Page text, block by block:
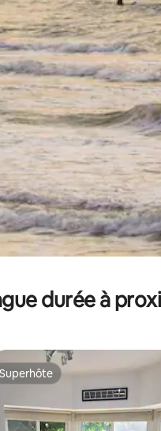
durée à
Superhôte
Superhôte